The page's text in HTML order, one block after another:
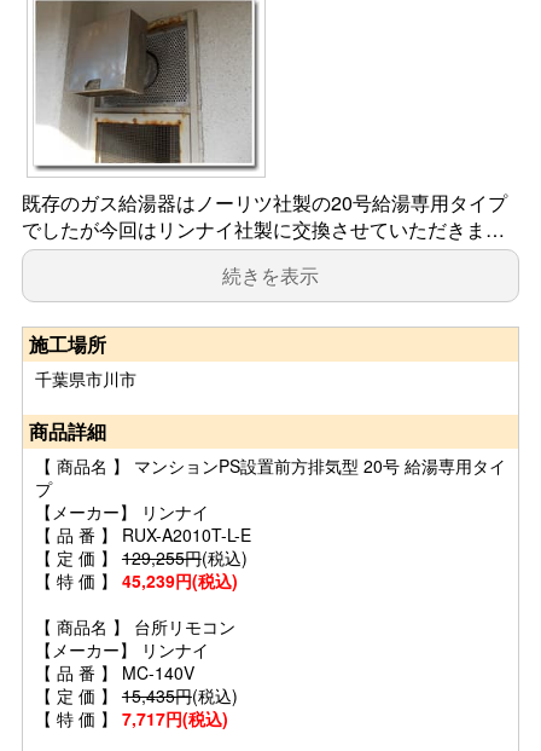
既存のガス給湯器はノーリツ社製の20号給湯専用タイプ
でしたが今回はリンナイ社製に交換させていただきま…
続きを表示
施工場所
千葉県市川市
商品詳細
【 商品名 】 マンションPS設置前方排気型 20号 給湯専用タイ
プ
【メーカー】 リンナイ
【 品 番 】 RUX-A2010T-L-E
【 定 価 】 129,255円(税込)
【 特 価 】 45,239円(税込)
【 商品名 】 台所リモコン
【メーカー】 リンナイ
【 品 番 】 MC-140V
【 定 価 】 15,435円(税込)
【 特 価 】 7,717円(税込)